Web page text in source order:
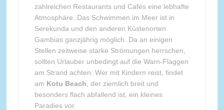
zahlreichen Restaurants und Cafés eine lebhafte
Atmosphäre. Das Schwimmen im Meer ist in
Serekunda und den anderen Küstenorten
Gambias ganzjährig möglich. Da an einigen
Stellen zeitweise starke Strömungen herrschen,
sollten Urlauber unbedingt auf die Warn-Flaggen
am Strand achten. Wer mit Kindern reist, findet
am Kotu Beach , der ziemlich breit und
besonders flach abfallend ist, ein kleines
Paradies vor.